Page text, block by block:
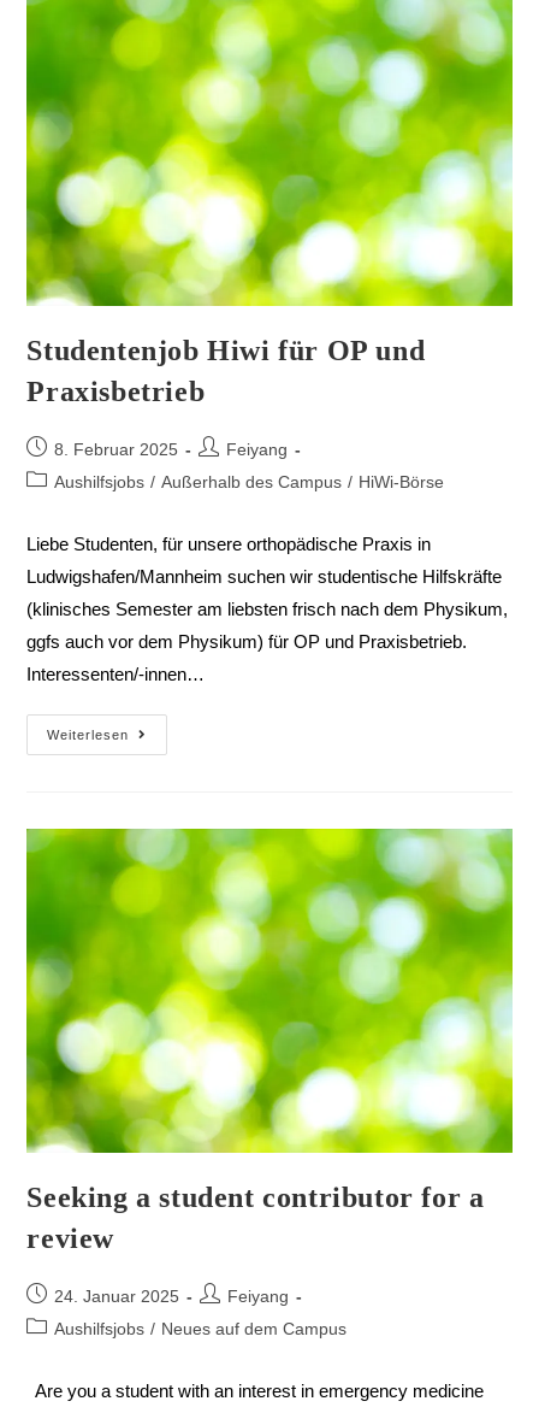
Studentenjob Hiwi für OP und
Praxisbetrieb
8. Februar 2025
Feiyang
Aushilfsjobs / Außerhalb des Campus / HiWi-Börse
Liebe Studenten, für unsere orthopädische Praxis in
Ludwigshafen/Mannheim suchen wir studentische Hilfskräfte
(klinisches Semester am liebsten frisch nach dem Physikum,
ggfs auch vor dem Physikum) für OP und Praxisbetrieb.
Interessenten/-innen…
Weiterlesen
Seeking a student contributor for a
review
24. Januar 2025
Feiyang
Aushilfsjobs / Neues auf dem Campus
Are you a student with an interest in emergency medicine